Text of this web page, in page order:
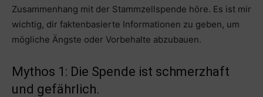
Zusammenhang mit der Stammzellspende höre. Es ist mir
wichtig, dir faktenbasierte Informationen zu geben, um
mögliche Ängste oder Vorbehalte abzubauen.
Mythos 1: Die Spende ist schmerzhaft
und gefährlich.